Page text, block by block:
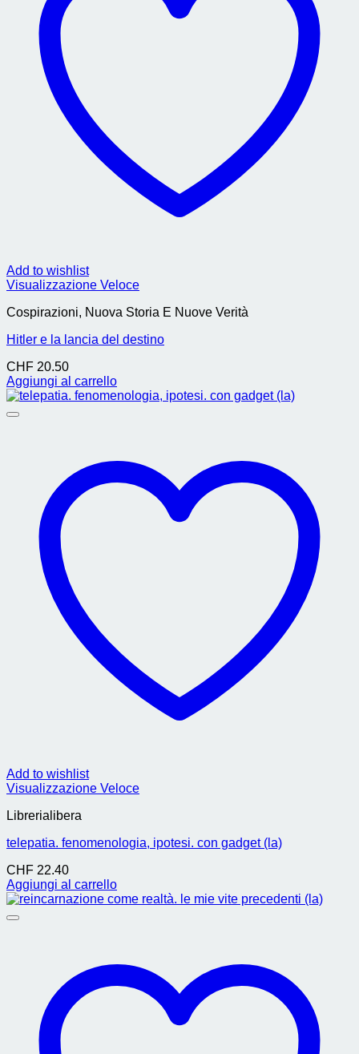
Add to wishlist
Visualizzazione Veloce
Cospirazioni, Nuova Storia E Nuove Verità
Hitler e la lancia del destino
CHF 20.50
Aggiungi al carrello
Add to wishlist
Visualizzazione Veloce
Librerialibera
telepatia. fenomenologia, ipotesi. con gadget (la)
CHF 22.40
Aggiungi al carrello